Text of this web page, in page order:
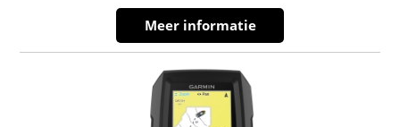
Meer informatie